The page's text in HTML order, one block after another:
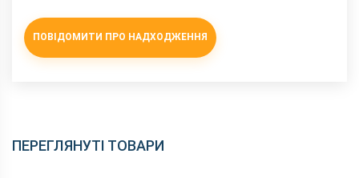
ПОВІДОМИТИ ПРО НАДХОДЖЕННЯ
ПЕРЕГЛЯНУТІ ТОВАРИ